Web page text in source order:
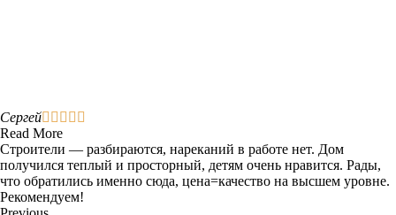
Сергей    
Read More
Строители — разбираются, нареканий в работе нет. Дом
получился теплый и просторный, детям очень нравится. Рады,
что обратились именно сюда, цена=качество на высшем уровне.
Рекомендуем!